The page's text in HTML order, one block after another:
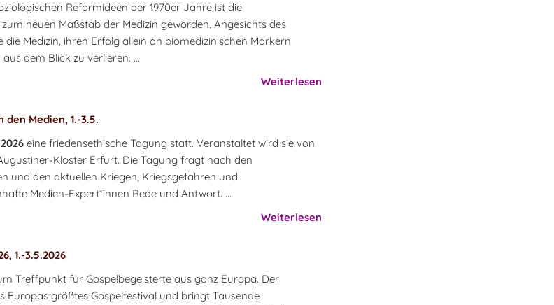
Reformideen der 1970er Jahre ist die
neuen Maßstab der Medizin geworden. Angesichts des
Medizin, ihren Erfolg allein an biomedizinischen Markern
dem Blick zu verlieren. ...
Weiterlesen
Medien, 1.-3.5.
eine friedensethische Tagung statt. Veranstaltet wird sie von
Kloster Erfurt. Die Tagung fragt nach den
und den aktuellen Kriegen, Kriegsgefahren und
Medien-Expert*innen Rede und Antwort. ...
Weiterlesen
1.-3.5.2026
Treffpunkt für Gospelbegeisterte aus ganz Europa. Der
Europas größtes Gospelfestival und bringt Tausende